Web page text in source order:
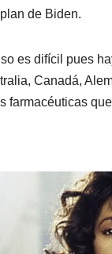
de Biden.
es difícil pues
Canadá,
farmacéuticas